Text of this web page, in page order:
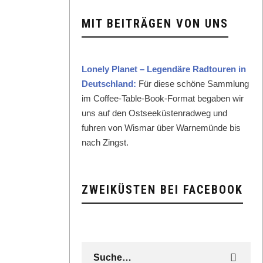
MIT BEITRÄGEN VON UNS
Lone­ly Plan­et – Leg­endäre Rad­touren in
Deutsch­land: Für diese schöne Samm­lung
im Cof­fee-Table-Book-For­mat begaben wir
uns auf den Ost­seeküsten­rad­weg und
fuhren von Wis­mar über Warnemünde bis
nach Zingst.
ZWEIKÜSTEN BEI FACEBOOK